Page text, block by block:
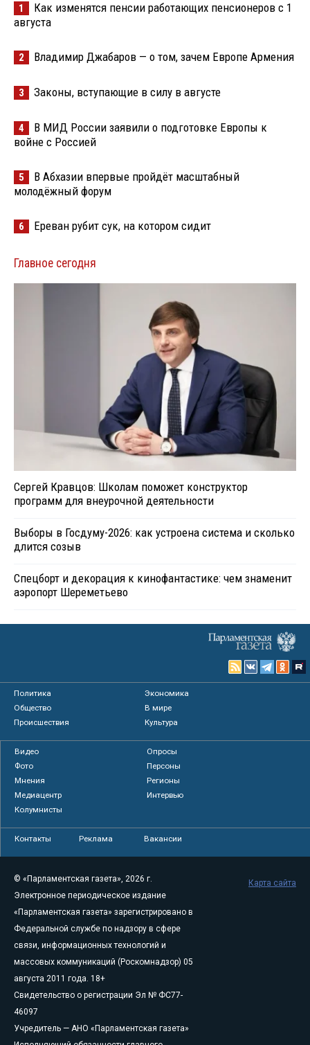
1
Как изменятся пенсии работающих пенсионеров с 1
августа
2 Владимир Джабаров — о том, зачем Европе Армения
3 Законы, вступающие в силу в августе
4
В МИД России заявили о подготовке Европы к
войне с Россией
5
В Абхазии впервые пройдёт масштабный
молодёжный форум
6 Ереван рубит сук, на котором сидит
Главное сегодня
Сергей Кравцов: Школам поможет конструктор
программ для внеурочной деятельности
Выборы в Госдуму-2026: как устроена система и сколько
длится созыв
Спецборт и декорация к кинофантастике: чем знаменит
аэропорт Шереметьево
Политика
Экономика
Общество
В мире
Происшествия
Культура
Видео
Опросы
Фото
Персоны
Мнения
Регионы
Медиацентр
Интервью
Колумнисты
Контакты Реклама Вакансии
© «Парламентская газета», 2026 г.
Электронное периодическое издание
«Парламентская газета» зарегистрировано в
Федеральной службе по надзору в сфере
связи, информационных технологий и
массовых коммуникаций (Роскомнадзор) 05
августа 2011 года. 18+
Свидетельство о регистрации Эл № ФС77-
46097
Учредитель — АНО «Парламентская газета»
Карта сайта